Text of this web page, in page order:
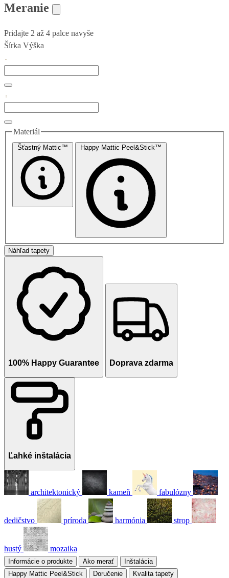
Meranie
Pridajte 2 až 4 palce navyše
Šírka Výška
Materiál
Šťastný Mattic™ Happy Mattic Peel&Stick™
Náhľad tapety
100% Happy Guarantee Doprava zdarma
Ľahké inštalácia
architektonický kameň fabulózny
dedičstvo príroda harmónia strop
hustý mozaika
Informácie o produkte Ako merať
Inštalácia
Happy Mattic Peel&Stick
Doručenie Kvalita tapety